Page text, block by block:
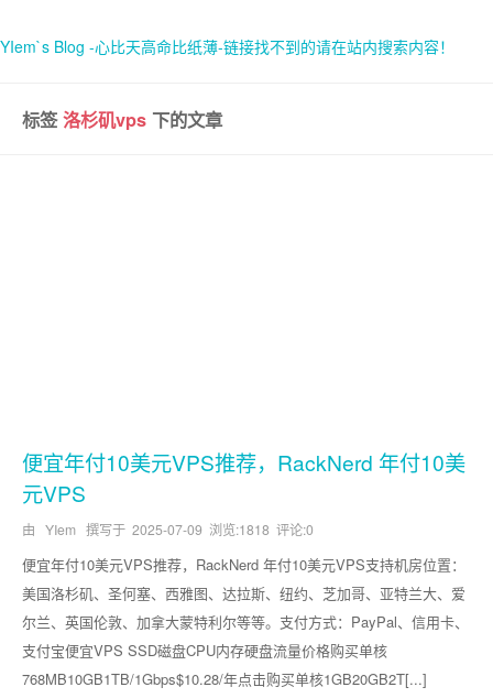
YIem`s Blog -心比天高命比纸薄-链接找不到的请在站内搜索内容！
首页
标签洛杉矶vps 下的文章
便宜年付10美元VPS推荐，RackNerd 年付10美
元VPS
由 YIem 撰写于 2025-07-09 浏览:1818 评论:0
便宜年付10美元VPS推荐，RackNerd 年付10美元VPS支持机房位置：
美国洛杉矶、圣何塞、西雅图、达拉斯、纽约、芝加哥、亚特兰大、爱
尔兰、英国伦敦、加拿大蒙特利尔等等。支付方式：PayPal、信用卡、
支付宝便宜VPS SSD磁盘CPU内存硬盘流量价格购买单核
768MB10GB1TB/1Gbps$10.28/年点击购买单核1GB20GB2T[...]